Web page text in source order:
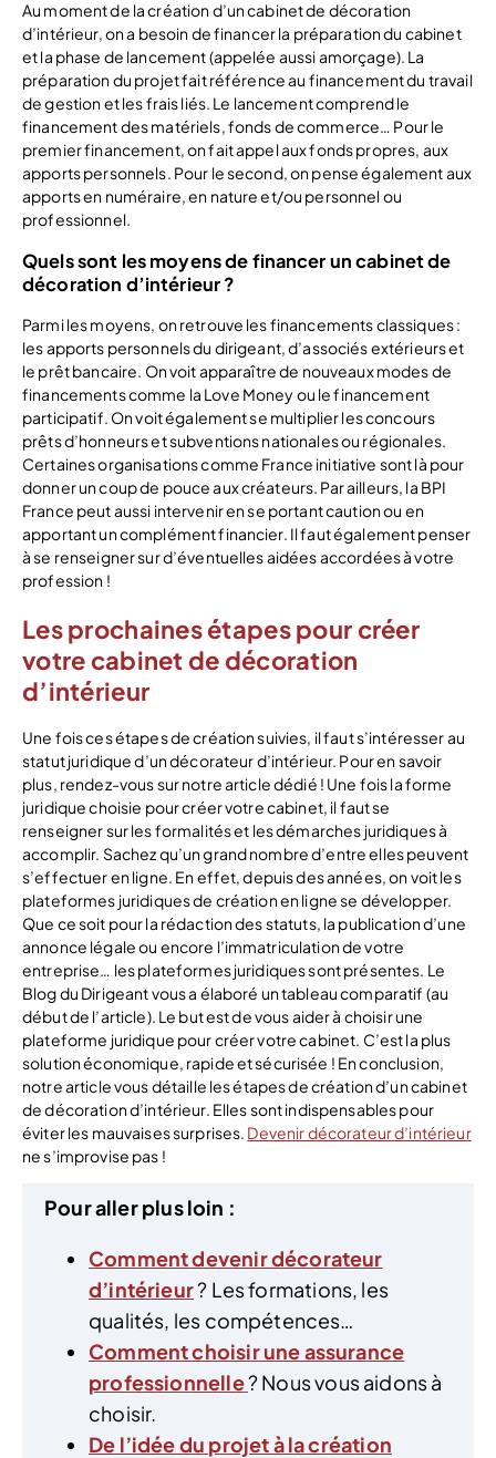
Au moment de la création d’un cabinet de décoration
d’intérieur, on a besoin de financer la préparation du cabinet
et la phase de lancement (appelée aussi amorçage). La
préparation du projet fait référence au financement du travail
de gestion et les frais liés. Le lancement comprend le
financement des matériels, fonds de commerce… Pour le
premier financement, on fait appel aux fonds propres, aux
apports personnels. Pour le second, on pense également aux
apports en numéraire, en nature et/ou personnel ou
professionnel.
Quels sont les moyens de financer un cabinet de
décoration d’intérieur ?
Parmi les moyens, on retrouve les financements classiques :
les apports personnels du dirigeant, d’associés extérieurs et
le prêt bancaire. On voit apparaître de nouveaux modes de
financements comme la Love Money ou le financement
participatif. On voit également se multiplier les concours
prêts d’honneurs et subventions nationales ou régionales.
Certaines organisations comme France initiative sont là pour
donner un coup de pouce aux créateurs. Par ailleurs, la BPI
France peut aussi intervenir en se portant caution ou en
apportant un complément financier. Il faut également penser
à se renseigner sur d’éventuelles aidées accordées à votre
profession !
Les prochaines étapes pour créer
votre cabinet de décoration
d’intérieur
Une fois ces étapes de création suivies, il faut s’intéresser au
statut juridique d’un décorateur d’intérieur. Pour en savoir
plus, rendez-vous sur notre article dédié ! Une fois la forme
juridique choisie pour créer votre cabinet, il faut se
renseigner sur les formalités et les démarches juridiques à
accomplir. Sachez qu’un grand nombre d’entre elles peuvent
s’effectuer en ligne. En effet, depuis des années, on voit les
plateformes juridiques de création en ligne se développer.
Que ce soit pour la rédaction des statuts, la publication d’une
annonce légale ou encore l’immatriculation de votre
entreprise… les plateformes juridiques sont présentes. Le
Blog du Dirigeant vous a élaboré un tableau comparatif (au
début de l’article). Le but est de vous aider à choisir une
plateforme juridique pour créer votre cabinet. C’est la plus
solution économique, rapide et sécurisée ! En conclusion,
notre article vous détaille les étapes de création d’un cabinet
de décoration d’intérieur. Elles sont indispensables pour
éviter les mauvaises surprises. Devenir décorateur d’intérieur
ne s’improvise pas !
Pour aller plus loin :
Comment devenir décorateur
d’intérieur? Les formations, les
qualités, les compétences…
Comment choisir une assurance
professionnelle? Nous vous aidons à
choisir.
De l’idée du projet à la création